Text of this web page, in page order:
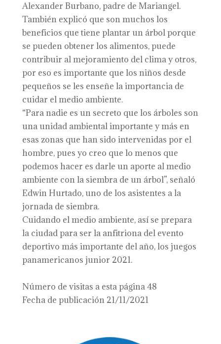
Alexander Burbano, padre de Mariangel.
También explicó que son muchos los
beneficios que tiene plantar un árbol porque
se pueden obtener los alimentos, puede
contribuir al mejoramiento del clima y otros,
por eso es importante que los niños desde
pequeños se les enseñe la importancia de
cuidar el medio ambiente.
“Para nadie es un secreto que los árboles son
una unidad ambiental importante y más en
esas zonas que han sido intervenidas por el
hombre, pues yo creo que lo menos que
podemos hacer es darle un aporte al medio
ambiente con la siembra de un árbol”, señaló
Edwin Hurtado, uno de los asistentes a la
jornada de siembra.
Cuidando el medio ambiente, así se prepara
la ciudad para ser la anfitriona del evento
deportivo más importante del año, los juegos
panamericanos junior 2021.
Número de visitas a esta página 48
Fecha de publicación 21/11/2021